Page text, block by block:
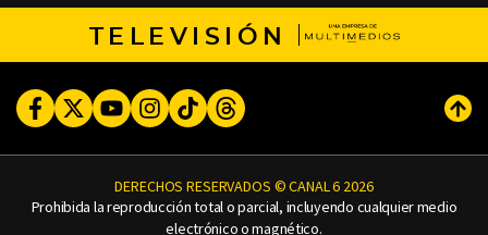
TELEVISIÓN
FacebookTwitterYoutubeInstagram
TikTokThreads
DERECHOS RESERVADOS © CANAL 6 2026
Prohibida la reproducción total o parcial, incluyendo cualquier medio
electrónico o magnético.